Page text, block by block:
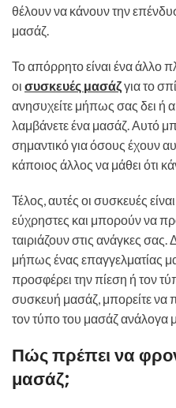
θέλουν να κάνουν την
μασάζ.
Το απόρρητο είναι ένα άλλο
οι συσκευές μασάζγια το
ανησυχείτε μήπως σας δει ή
λαμβάνετε ένα μασάζ. Αυτό
σημαντικό για όσους έχουν
κάποιος άλλος να μάθει ότι
Τέλος, αυτές οι συσκευές
εύχρηστες και μπορούν να
ταιριάζουν στις ανάγκες σας.
μήπως ένας επαγγελματίας
προσφέρει την πίεση ή τον
συσκευή μασάζ, μπορείτε να
τον τύπο του μασάζ ανάλογα
Πώς πρέπει να
μασάζ;